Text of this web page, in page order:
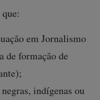
em Jornalismo
de formação de
indígenas ou